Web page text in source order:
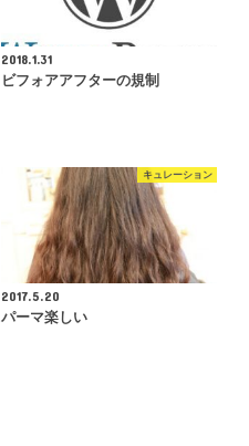
2018.1.31
ビフォアアフターの規制
キュレーション
2017.5.20
パーマ楽しい